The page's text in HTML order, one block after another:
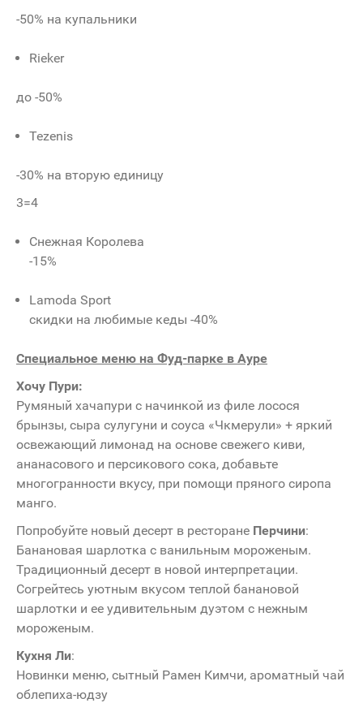
-50% на купальники
Rieker
до -50%
Tezenis
-30% на вторую единицу
3=4
Снежная Королева
-15%
Lamoda Sport
скидки на любимые кеды -40%
Специальное меню на Фуд-парке в Ауре
Хочу Пури:
Румяный хачапури с начинкой из филе лосося
брынзы, сыра сулугуни и соуса «Чкмерули» + яркий
освежающий лимонад на основе свежего киви,
ананасового и персикового сока, добавьте
многогранности вкусу, при помощи пряного сиропа
манго.
Попробуйте новый десерт в ресторане Перчини:
Банановая шарлотка с ванильным мороженым.
Традиционный десерт в новой интерпретации.
Согрейтесь уютным вкусом теплой банановой
шарлотки и ее удивительным дуэтом с нежным
мороженым.
Кухня Ли:
Новинки меню, сытный Рамен Кимчи, ароматный чай
облепиха-юдзу